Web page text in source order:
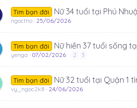
Tìm bạn đời Nữ 34 tuổi tại Phú
ngoctho 25/06/2026
Tìm bạn đời Nữ hiền 37 tuổi sống
yenga 07/02/2026 2 3
Tìm bạn đời Nữ 32 tuổi tại Quận 1
vy_ngoc2k8 24/06/2026